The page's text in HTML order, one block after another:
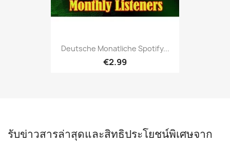
Deutsche Monatliche Spotify...
€2.99
รับข่าวสารล่าสุดและสิทธิประโยชน์พิเศษจาก